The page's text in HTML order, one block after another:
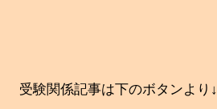
受験関係記事は下のボタンより↓